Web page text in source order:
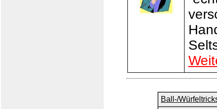
Ball-/